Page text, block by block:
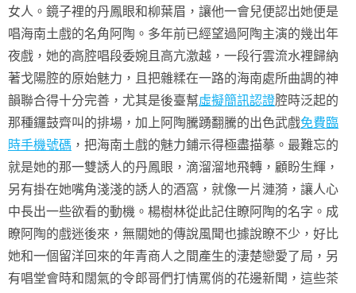
女人。鏡子裡的丹鳳眼和柳葉眉，讓他一會兒便認出她便是
唱海南土戲的名角阿陶。多年前已經望過阿陶主演的幾出年
夜戲，她的高腔唱段委婉且高亢激越，一段行雲流水裡歸納
著戈陽腔的原始魅力，且把雜糅在一路的海南處所曲調的神
韻聯合得十分完善，尤其是後臺幫虛擬簡訊認證腔時泛起的
那種鑼鼓齊叫的排場，加上阿陶騰踴翻騰的出色武戲免費臨
時手機號碼 ，把海南土戲的魅力鋪示得極盡描摹。最難忘的
就是她的那一雙誘人的丹鳳眼，滴溜溜地飛轉，顧盼生輝，
另有掛在她嘴角淺淺的誘人的酒窩，就像一片漣漪，讓人心
中長出一些欲看的動機。楊樹林從此記住瞭阿陶的名字。成
瞭阿陶的戲迷後來，無關她的傳說風聞也據說瞭不少，好比
她和一個留洋回來的年青商人之間產生的淒楚戀愛了局，另
有唱堂會時和闊氣的令郎哥們打情罵俏的花邊新聞，這些茶